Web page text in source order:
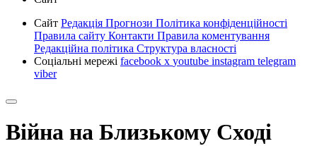
Сайт Редакція Прогнози Політика конфіденційності
Правила сайту Контакти Правила коментування
Редакційна політика Структура власності
Соціальні мережі facebook x youtube instagram telegram
viber
Війна на Близькому Сході